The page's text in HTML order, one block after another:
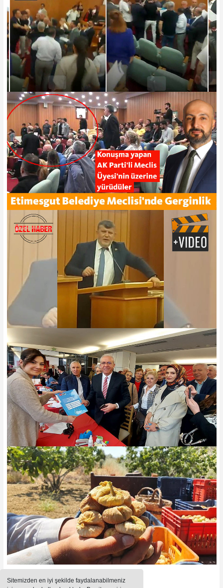
Sitemizden en iyi şekilde faydalanabilmeniz